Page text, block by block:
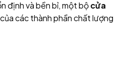
định và bền bỉ, một bộcửa
các thành phần chất lượng